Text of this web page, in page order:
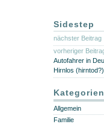
Sidestep
nächster Beitrag
vorheriger
Autofahrer in
Hirnlos (hirntod?)
Kategorien
Allgemein
Familie